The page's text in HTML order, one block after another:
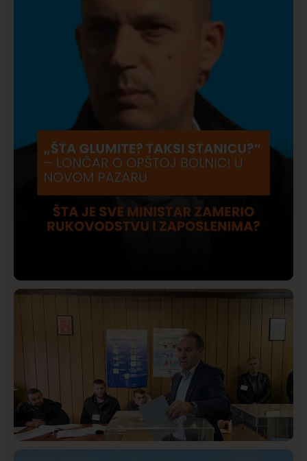
Lončar o Opštoj bolnici u Novom Pazaru: „Šta glumite?